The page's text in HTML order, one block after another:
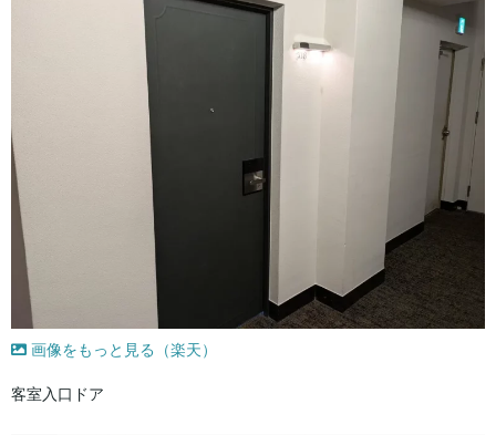
画像をもっと見る（楽天）
客室入口ドア